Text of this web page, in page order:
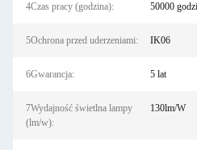
4Czas pracy (godzina): 50000
5Ochrona przed uderzeniami: IK06
6Gwarancja: 5 lat
7Wydajność świetlna lampy
(lm/w):
130lm/W